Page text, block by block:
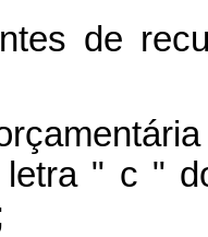
de
letra " c "